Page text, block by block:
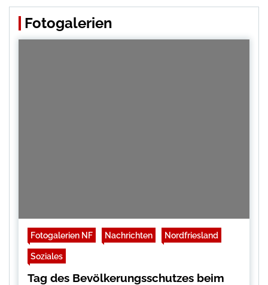
Fotogalerien
Fotogalerien NF Nachrichten Nordfriesland
Soziales
Tag des Bevölkerungsschutzes beim